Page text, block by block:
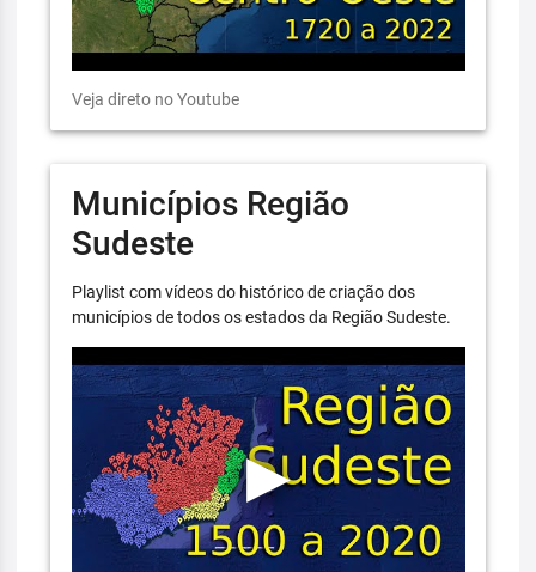
Veja direto no Youtube
Municípios Região
Sudeste
Playlist com vídeos do histórico de criação dos
municípios de todos os estados da Região Sudeste.